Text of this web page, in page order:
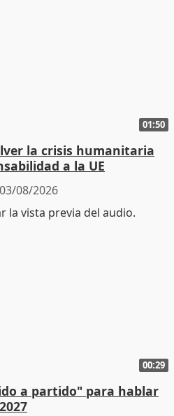
01:50
la crisis humanitaria
a la UE
03/08/2026
00:29
a partido" para hablar